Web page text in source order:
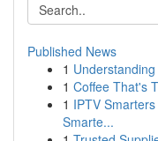
Published News
1
1 Coffee That's
1 IPTV
Smarte...